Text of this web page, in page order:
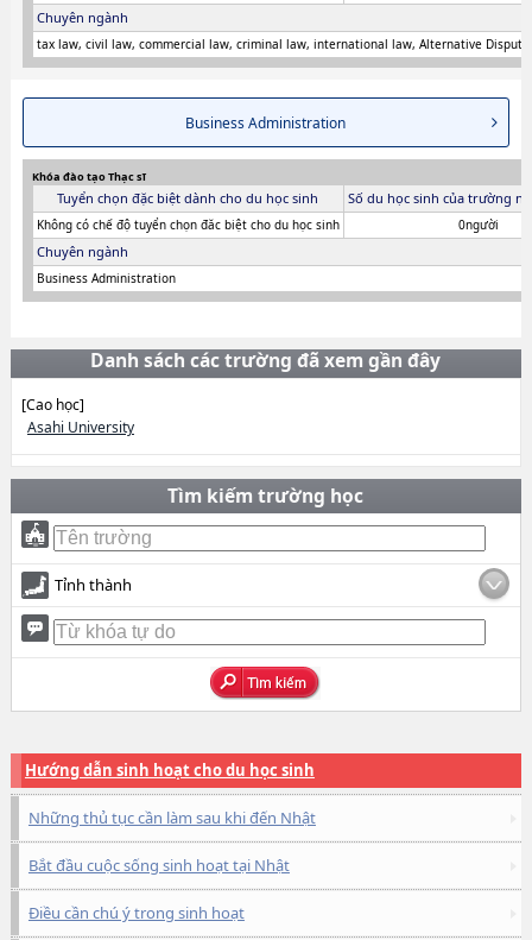
Chuyên ngành
tax law, civil law, commercial law, criminal law, international law, Alternative
Business Administration
Khóa đào tạo Thạc sĩ
Tuyển chọn đặc biệt dành cho du học sinh Số du học sinh của trường
Không có chế độ tuyển chọn đăc biệt cho du học sinh 0người
Chuyên ngành
Business Administration
Danh sách các trường đã xem gần đây
[Cao học]
Asahi University
Tìm kiếm trường học
Tỉnh thành
Hướng dẫn sinh hoạt cho du học sinh
Những thủ tục cần làm sau khi đến Nhật
Bắt đầu cuộc sống sinh hoạt tại Nhật
Điều cần chú ý trong sinh hoạt